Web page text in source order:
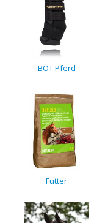
BOT Pferd
Futter